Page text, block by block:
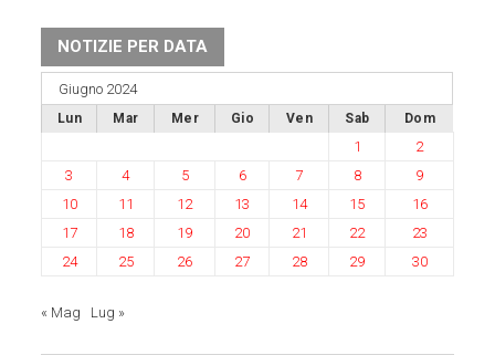
NOTIZIE PER DATA
Giugno 2024
Lun Mar Mer Gio Ven Sab Dom
1
2
3
4 5 6 7 8
9
10
11 12 13 14 15
16
17
18 19 20 21 22
23
24
25 26 27 28 29 30
« Mag Lug »